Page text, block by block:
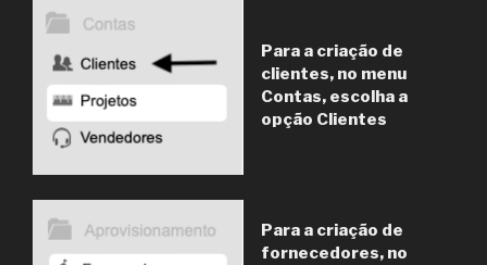
Para a criação de
clientes, no menu
Contas, escolha a
opção Clientes
Para a criação de
fornecedores, no